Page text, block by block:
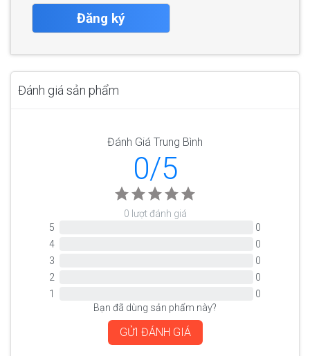
Đăng ký
Đánh giá sản phẩm
Đánh Giá Trung Bình
0/5
0 lượt đánh giá
5
0
4
0
3
0
2
0
1
0
Bạn đã dùng sản phẩm này?
GỬI ĐÁNH GIÁ